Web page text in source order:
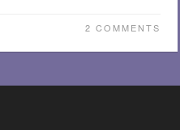
2 COMMENTS